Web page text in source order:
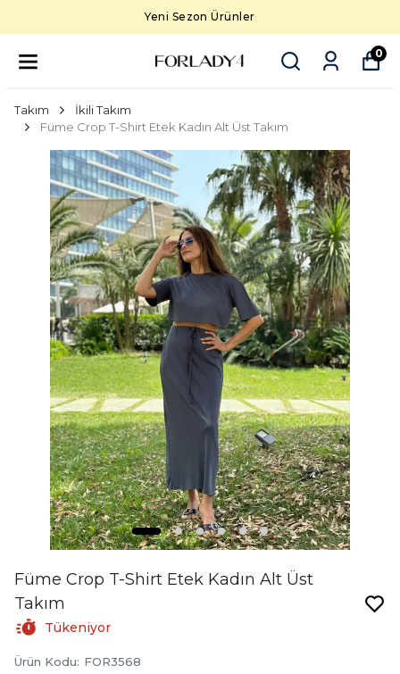
Yeni Sezon Ürünler
0
Takım
İkili Takım
Füme Crop T-Shirt Etek Kadın Alt Üst Takım
Füme Crop T-Shirt Etek Kadın Alt Üst
Takım
Tükeniyor
Ürün Kodu: FOR3568